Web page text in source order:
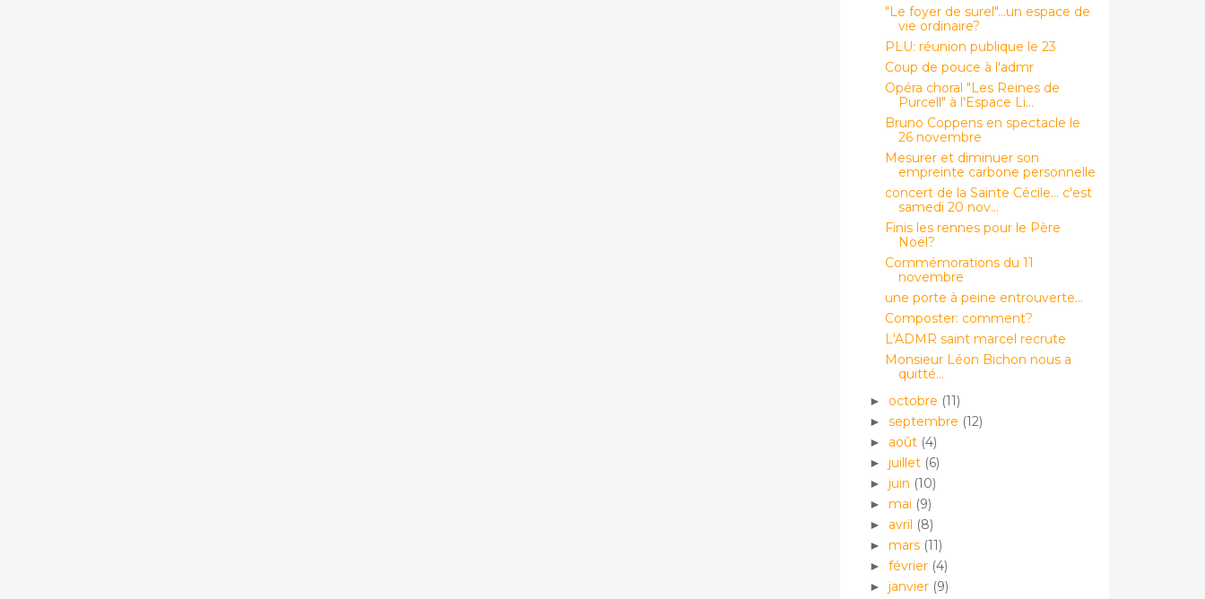
"Le foyer de surel"...un espace de
vie ordinaire?
PLU: réunion publique le 23
Coup de pouce à l'admr
Opéra choral "Les Reines de
Purcell" à l'Espace Li...
Bruno Coppens en spectacle le
26 novembre
Mesurer et diminuer son
empreinte carbone personnelle
concert de la Sainte Cécile... c'est
samedi 20 nov...
Finis les rennes pour le Père
Noël?
Commémorations du 11
novembre
une porte à peine entrouverte...
Composter: comment?
L'ADMR saint marcel recrute
Monsieur Léon Bichon nous a
quitté...
► octobre (11)
► septembre (12)
► août (4)
► juillet (6)
► juin (10)
► mai (9)
► avril (8)
► mars (11)
► février (4)
► janvier (9)